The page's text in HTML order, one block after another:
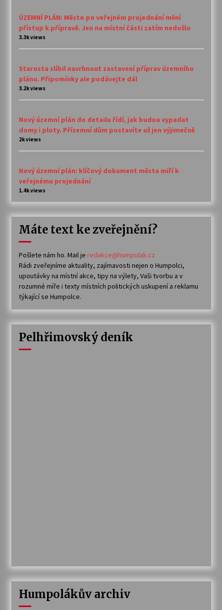
ÚZEMNÍ PLÁN: Město po veřejném projednání mění
přístup k přípravě. Jen na místní části zatím nedošlo
3.3k views
Starosta slíbil navrhnout zastavení příprav územního
plánu. Připomínky ale podávejte dál
3.2k views
Nový územní plán do detailu řídí, jak budou vypadat
domy i ploty. Přízemní dům postavíte už jen výjimečně
2k views
Nový územní plán: klíčový dokument města míří k
veřejnému projednání
1.4k views
Máte text ke zveřejnění?
Pošlete nám ho. Mail je redakce@humpolak.cz
Rádi zveřejníme aktuality, zajímavosti nejen o Humpolci,
upoutávky na místní akce, tipy na výlety, Vaši tvorbu a v
rozumné míře i texty místních politických uskupení a reklamu
týkající se Humpolce.
Pelhřimovský deník
Humpolákův archiv